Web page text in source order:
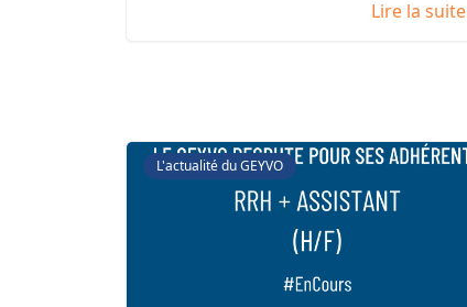
Lire la suite
L'actualité du GEYVO